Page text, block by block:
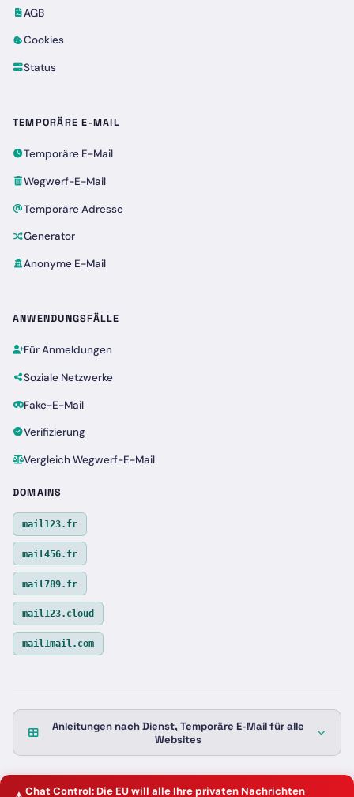
AGB
Cookies
Status
TEMPORÄRE E-MAIL
Temporäre E-Mail
Wegwerf-E-Mail
Temporäre Adresse
Generator
Anonyme E-Mail
ANWENDUNGSFÄLLE
Für Anmeldungen
Soziale Netzwerke
Fake-E-Mail
Verifizierung
Vergleich Wegwerf-E-Mail
DOMAINS
mail123.fr
mail456.fr
mail789.fr
mail123.cloud
mail1mail.com
Anleitungen nach Dienst, Temporäre E-Mail für alle
Websites
Chat Control: Die EU will alle Ihre privaten Nachrichten